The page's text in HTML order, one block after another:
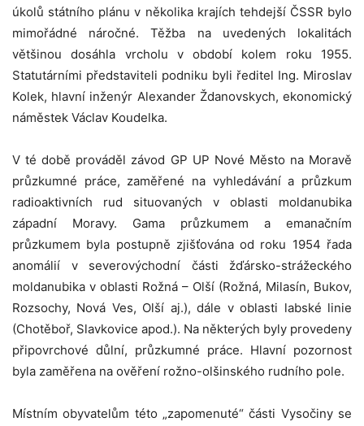
úkolů státního plánu v několika krajích tehdejší ČSSR bylo
mimořádné náročné. Těžba na uvedených lokalitách
většinou dosáhla vrcholu v období kolem roku 1955.
Statutárními představiteli podniku byli ředitel Ing. Miroslav
Kolek, hlavní inženýr Alexander Ždanovskych, ekonomický
náměstek Václav Koudelka.
V té době prováděl závod GP UP Nové Město na Moravě
průzkumné práce, zaměřené na vyhledávání a průzkum
radioaktivních rud situovaných v oblasti moldanubika
západní Moravy. Gama průzkumem a emanačním
průzkumem byla postupně zjišťována od roku 1954 řada
anomálií v severovýchodní části žďársko-strážeckého
moldanubika v oblasti Rožná – Olší (Rožná, Milasín, Bukov,
Rozsochy, Nová Ves, Olší aj.), dále v oblasti labské linie
(Chotěboř, Slavkovice apod.). Na některých byly provedeny
připovrchové důlní, průzkumné práce. Hlavní pozornost
byla zaměřena na ověření rožno-olšinského rudního pole.
Místním obyvatelům této „zapomenuté“ části Vysočiny se